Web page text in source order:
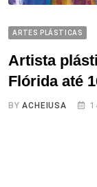
ARTES PLÁSTICAS
Artista
Flórida até
BYACHEIUSA